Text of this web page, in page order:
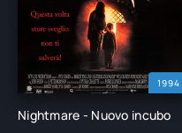
1994
Nightmare - Nuovo incubo